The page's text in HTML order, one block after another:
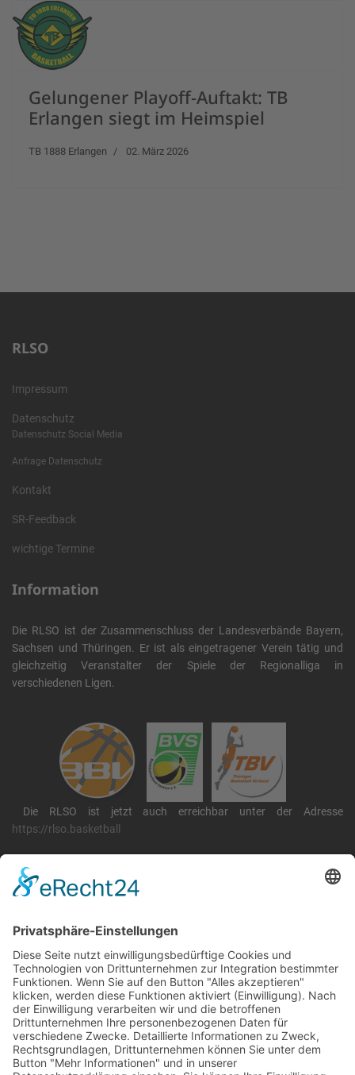
Gelungener Playoff-Auftakt: TB
Erlangen siegt im Heimspiel
TB 1888 Erlangen 02. März 2026
RLSO
Impressum
Datenschutz
Datenschutz Social Media
Anfrage Datenschutz
Kontakt
SR-Feedback
wichtige Termine
Information
Die RLSO ist der Zusammenschluss der Landesverbände Bayern,
Sachsen und Thüringen. Er ist als eingetragener Verein tätig und
gleichzeitig Veranstalter der Spiele der Regionalliga in
verschiedenen Ligen.
Die RLSO ist jetzt auch erreichbar unter der Adresse
https://rlso.basketball
RLSO Minikalender
August 2026
Mo Di Mi Do Fr Sa
So